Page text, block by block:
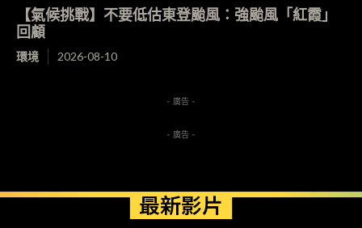
【氣候挑戰】不要低估東登颱風：強颱風「紅霞」
回顧
環境 2026-08-10
- 廣告 -
- 廣告 -
最新影片